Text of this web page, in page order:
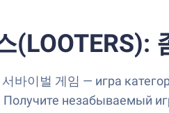
서바이벌 게임 — игра
незабываемый